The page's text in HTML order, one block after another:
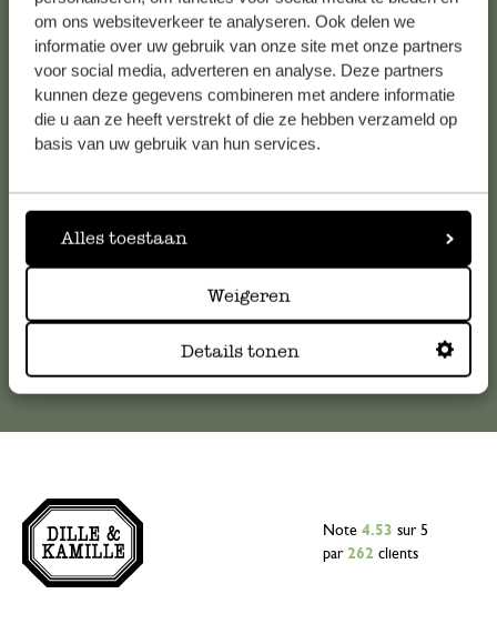
om ons websiteverkeer te analyseren. Ook delen we
informatie over uw gebruik van onze site met onze partners
voor social media, adverteren en analyse. Deze partners
kunnen deze gegevens combineren met andere informatie
die u aan ze heeft verstrekt of die ze hebben verzameld op
basis van uw gebruik van hun services.
Alles toestaan
Weigeren
Details tonen
Service clientèle
Pour toute question ou demande de conseil ou d’aide,
veuillez contacter notre service clientèle. Ou retrouvez ici
serviceclientele@dille-kamille.com
Service client en ligne
Note 4.53 sur 5
par 262 clients